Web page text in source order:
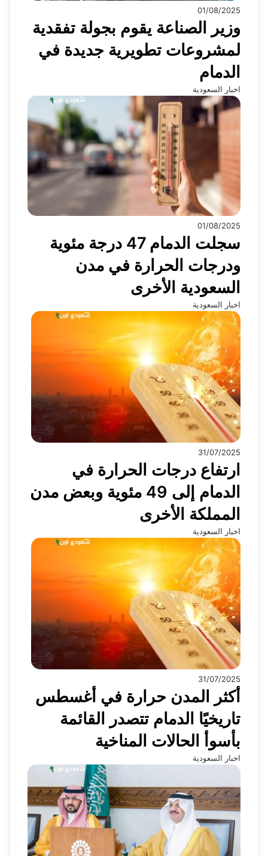
01/08/2025
وزير الصناعة يقوم بجولة تفقدية
لمشروعات تطويرية جديدة في
الدمام
اخبار السعودية
01/08/2025
سجلت الدمام 47 درجة مئوية
ودرجات الحرارة في مدن
السعودية الأخرى
اخبار السعودية
31/07/2025
ارتفاع درجات الحرارة في
الدمام إلى 49 مئوية وبعض مدن
المملكة الأخرى
اخبار السعودية
31/07/2025
أكثر المدن حرارة في أغسطس
تاريخيًا الدمام تتصدر القائمة
بأسوأ الحالات المناخية
اخبار السعودية